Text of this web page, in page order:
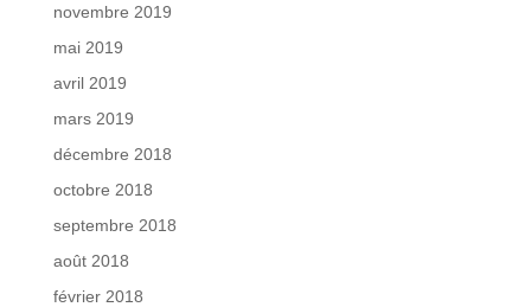
novembre 2019
mai 2019
avril 2019
mars 2019
décembre 2018
octobre 2018
septembre 2018
août 2018
février 2018